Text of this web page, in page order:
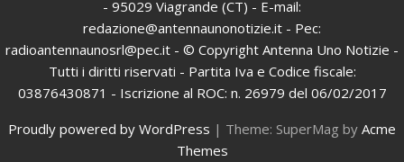
- 95029 Viagrande (CT) - E-mail:
redazione@antennaunonotizie.it - Pec:
radioantennaunosrl@pec.it - © Copyright Antenna Uno Notizie -
Tutti i diritti riservati - Partita Iva e Codice fiscale:
03876430871 - Iscrizione al ROC: n. 26979 del 06/02/2017
Proudly powered by WordPress | Theme: SuperMag by Acme
Themes